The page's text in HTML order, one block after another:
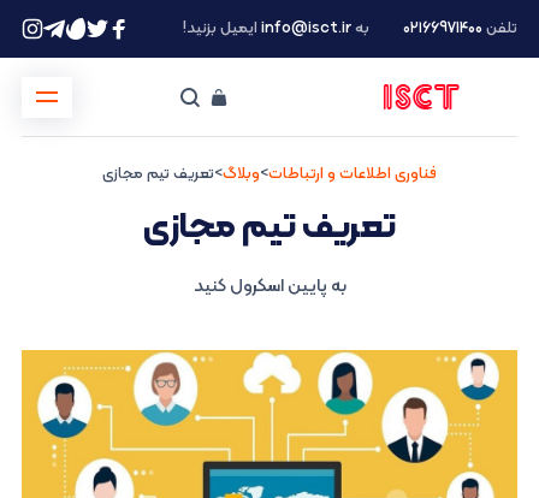
تلفن ۰۲۱66971400 بهinfo@isct.irایمیل بزنید!
فناوری اطلاعات و ارتباطات>وبلاگ>تعریف تیم مجازی
تعریف تیم مجازی
به پایین اسکرول کنید